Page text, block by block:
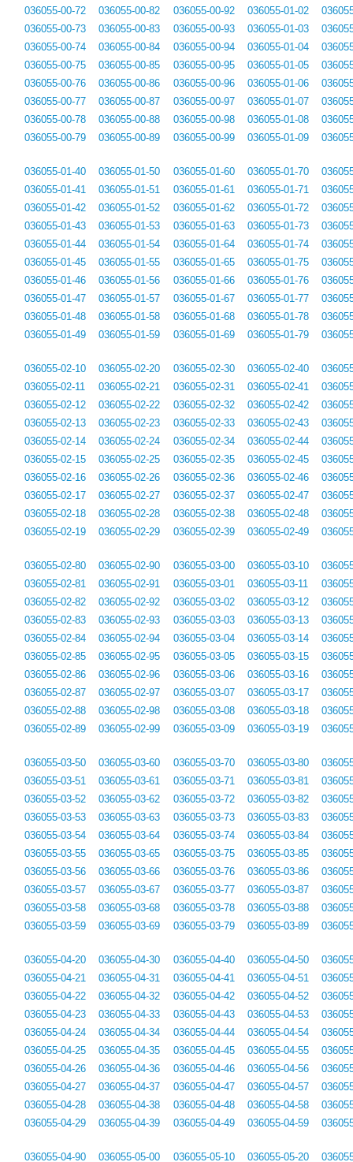
036055-00-72
036055-00-73
036055-00-74
036055-00-75
036055-00-76
036055-00-77
036055-00-78
036055-00-79
036055-00-82
036055-00-83
036055-00-84
036055-00-85
036055-00-86
036055-00-87
036055-00-88
036055-00-89
036055-00-92
036055-00-93
036055-00-94
036055-00-95
036055-00-96
036055-00-97
036055-00-98
036055-00-99
036055-01-02
036055-01-03
036055-01-04
036055-01-05
036055-01-06
036055-01-07
036055-01-08
036055-01-09
036055-01-40
036055-01-41
036055-01-42
036055-01-43
036055-01-44
036055-01-45
036055-01-46
036055-01-47
036055-01-48
036055-01-49
036055-01-50
036055-01-51
036055-01-52
036055-01-53
036055-01-54
036055-01-55
036055-01-56
036055-01-57
036055-01-58
036055-01-59
036055-01-60
036055-01-61
036055-01-62
036055-01-63
036055-01-64
036055-01-65
036055-01-66
036055-01-67
036055-01-68
036055-01-69
036055-01-70
036055-01-71
036055-01-72
036055-01-73
036055-01-74
036055-01-75
036055-01-76
036055-01-77
036055-01-78
036055-01-79
036055-02-10
036055-02-11
036055-02-12
036055-02-13
036055-02-14
036055-02-15
036055-02-16
036055-02-17
036055-02-18
036055-02-19
036055-02-20
036055-02-21
036055-02-22
036055-02-23
036055-02-24
036055-02-25
036055-02-26
036055-02-27
036055-02-28
036055-02-29
036055-02-30
036055-02-31
036055-02-32
036055-02-33
036055-02-34
036055-02-35
036055-02-36
036055-02-37
036055-02-38
036055-02-39
036055-02-40
036055-02-41
036055-02-42
036055-02-43
036055-02-44
036055-02-45
036055-02-46
036055-02-47
036055-02-48
036055-02-49
036055-02-80
036055-02-81
036055-02-82
036055-02-83
036055-02-84
036055-02-85
036055-02-86
036055-02-87
036055-02-88
036055-02-89
036055-02-90
036055-02-91
036055-02-92
036055-02-93
036055-02-94
036055-02-95
036055-02-96
036055-02-97
036055-02-98
036055-02-99
036055-03-00
036055-03-01
036055-03-02
036055-03-03
036055-03-04
036055-03-05
036055-03-06
036055-03-07
036055-03-08
036055-03-09
036055-03-10
036055-03-11
036055-03-12
036055-03-13
036055-03-14
036055-03-15
036055-03-16
036055-03-17
036055-03-18
036055-03-19
036055-03-50
036055-03-51
036055-03-52
036055-03-53
036055-03-54
036055-03-55
036055-03-56
036055-03-57
036055-03-58
036055-03-59
036055-03-60
036055-03-61
036055-03-62
036055-03-63
036055-03-64
036055-03-65
036055-03-66
036055-03-67
036055-03-68
036055-03-69
036055-03-70
036055-03-71
036055-03-72
036055-03-73
036055-03-74
036055-03-75
036055-03-76
036055-03-77
036055-03-78
036055-03-79
036055-03-80
036055-03-81
036055-03-82
036055-03-83
036055-03-84
036055-03-85
036055-03-86
036055-03-87
036055-03-88
036055-03-89
036055-04-20
036055-04-21
036055-04-22
036055-04-23
036055-04-24
036055-04-25
036055-04-26
036055-04-27
036055-04-28
036055-04-29
036055-04-30
036055-04-31
036055-04-32
036055-04-33
036055-04-34
036055-04-35
036055-04-36
036055-04-37
036055-04-38
036055-04-39
036055-04-40
036055-04-41
036055-04-42
036055-04-43
036055-04-44
036055-04-45
036055-04-46
036055-04-47
036055-04-48
036055-04-49
036055-04-50
036055-04-51
036055-04-52
036055-04-53
036055-04-54
036055-04-55
036055-04-56
036055-04-57
036055-04-58
036055-04-59
036055-04-90 036055-05-00 036055-05-10 036055-05-20